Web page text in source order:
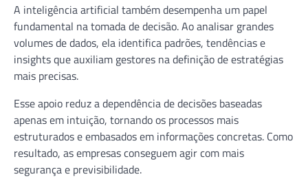
A inteligência artificial também desempenha um papel
fundamental na tomada de decisão. Ao analisar grandes
volumes de dados, ela identifica padrões, tendências e
insights que auxiliam gestores na definição de estratégias
mais precisas.
Esse apoio reduz a dependência de decisões baseadas
apenas em intuição, tornando os processos mais
estruturados e embasados em informações concretas. Como
resultado, as empresas conseguem agir com mais
segurança e previsibilidade.